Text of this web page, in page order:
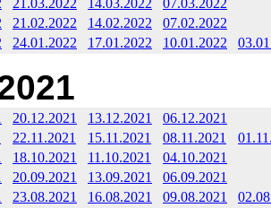
21.03.2022 14.03.2022
07.03.2022
21.02.2022 14.02.2022
07.02.2022
24.01.2022 17.01.2022 10.01.2022
20.12.2021 13.12.2021
06.12.2021
22.11.2021 15.11.2021 08.11.2021
18.10.2021 11.10.2021
04.10.2021
20.09.2021 13.09.2021
06.09.2021
23.08.2021 16.08.2021 09.08.2021